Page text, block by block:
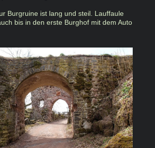
Burgruine ist lang und steil. Lauffaule
bis in den erste Burghof mit dem Auto